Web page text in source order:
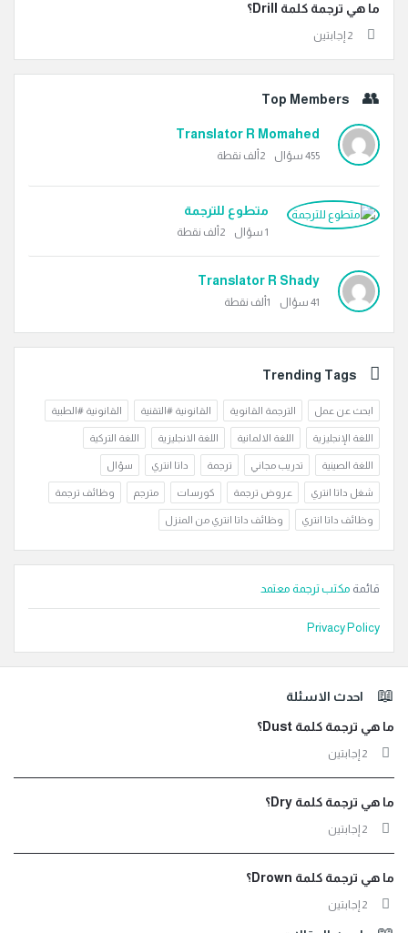
ما هي ترجمة كلمة Drill؟
‫2 إجابتين
Top Members
Translator R Momahed
455 سؤال 2ألف نقطة
متطوع للترجمة
1 سؤال 2ألف نقطة
Translator R Shady
41 سؤال 1ألف نقطة
Trending Tags
ابحث عن عمل الترجمة القانوية القانونية #التقنية القانونية #الطبية
اللغة الإنجليزية اللغة الالمانية اللغة الانجليزية اللغة التركية
اللغة الصينية تدريب مجاني ترجمة داتا انتري سؤال
شغل داتا انتري عروض ترجمة كورسات مترجم وظائف ترجمة
وظائف داتا انتري وظائف داتا انتري من المنزل
قائمة مكتب ترجمة معتمد
Privacy Policy
الفوتراحدث الاسئلة
ما هي ترجمة كلمة Dust؟
‫2 إجابتين
ما هي ترجمة كلمة Dry؟
‫2 إجابتين
ما هي ترجمة كلمة Drown؟
‫2 إجابتين